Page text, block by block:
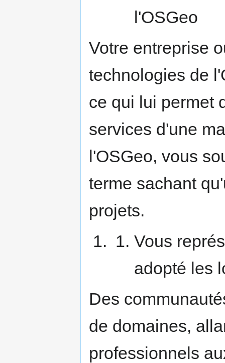
l'OSGeo
Votre entreprise
technologies de
ce qui lui permet
services d'une
l'OSGeo, vous
terme sachant
projets.
Vous
adopté les
Des
de domaines,
professionnels